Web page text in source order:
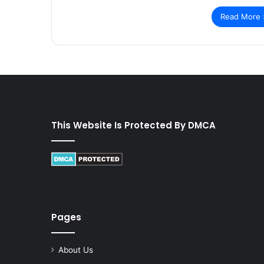
Read More
This Website Is Protected By DMCA
Pages
About Us